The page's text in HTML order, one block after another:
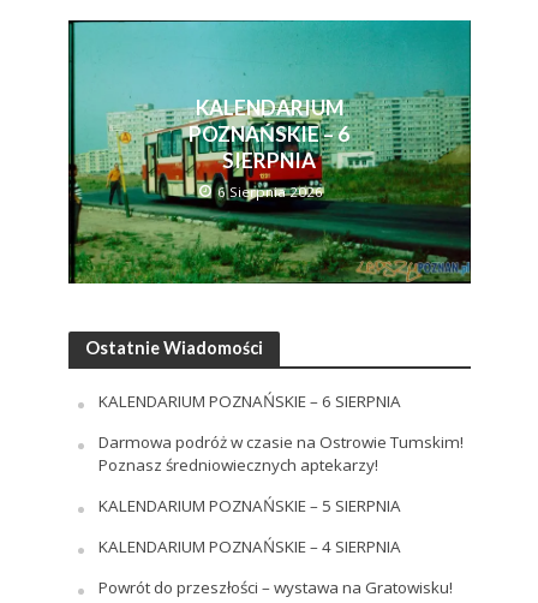
KALENDARIUM
POZNAŃSKIE – 6
SIERPNIA
6 Sierpnia 2026
Ostatnie Wiadomości
KALENDARIUM POZNAŃSKIE – 6 SIERPNIA
Darmowa podróż w czasie na Ostrowie Tumskim!
Poznasz średniowiecznych aptekarzy!
KALENDARIUM POZNAŃSKIE – 5 SIERPNIA
KALENDARIUM POZNAŃSKIE – 4 SIERPNIA
Powrót do przeszłości – wystawa na Gratowisku!